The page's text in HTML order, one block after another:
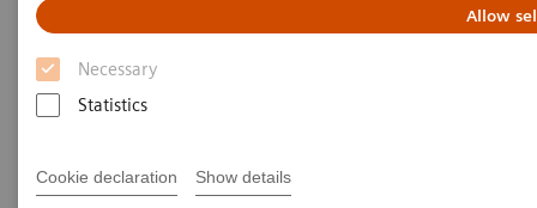
Allow
Necessary
Statistics
Cookie declaration Show details
La coloration des lames
et renforcez la standardisation grâce à